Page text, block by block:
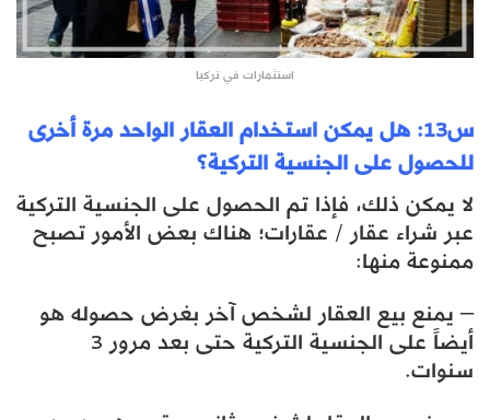
استثمارات في تركيا
س13: هل يمكن استخدام العقار الواحد مرة أخرى
للحصول على الجنسية التركية؟
لا يمكن ذلك، فإذا تم الحصول على الجنسية التركية
عبر شراء عقار / عقارات؛ هناك بعض الأمور تصبح
ممنوعة منها:
– يمنع بيع العقار لشخص آخر بغرض حصوله هو
أيضاً على الجنسية التركية حتى بعد مرور 3
سنوات.